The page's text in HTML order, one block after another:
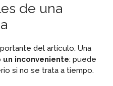
de una
del artículo. Una
un inconveniente: puede
si no se trata a tiempo.